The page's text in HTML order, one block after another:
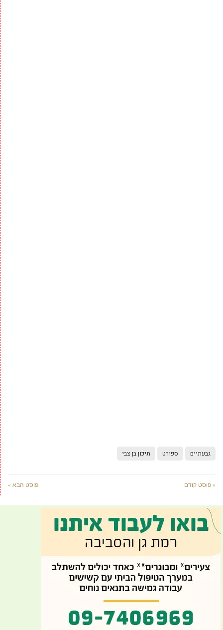
גבעתיים ספורט תיכון בן צבי
« פוסט קודם פוסט הבא »